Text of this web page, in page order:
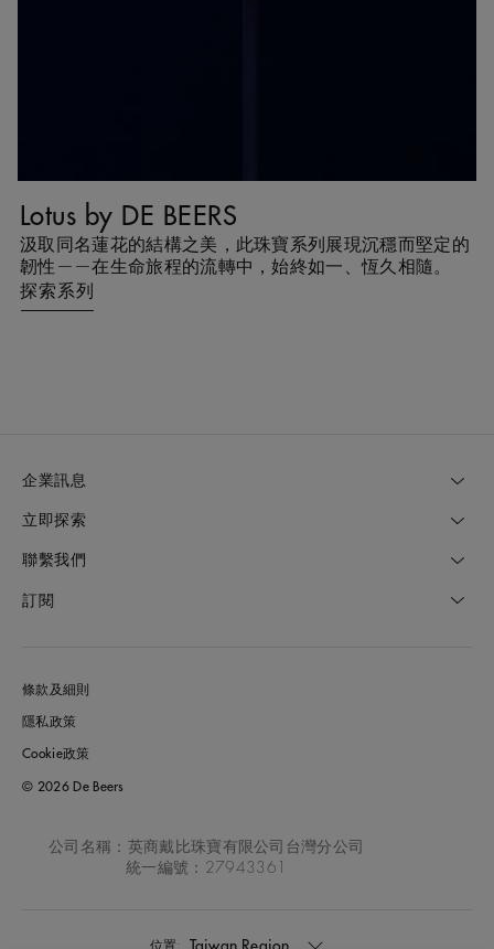
Lotus by DE BEERS
汲取同名蓮花的結構之美，此珠寶系列展現沉穩而堅定的
韌性——在生命旅程的流轉中，始終如一、恆久相隨。
探索系列
企業訊息
立即探索
聯繫我們
訂閱
條款及細則
隱私政策
Cookie政策
© 2026 De Beers
公司名稱：英商戴比珠寶有限公司台灣分公司
統一編號：27943361
位置: Taiwan Region